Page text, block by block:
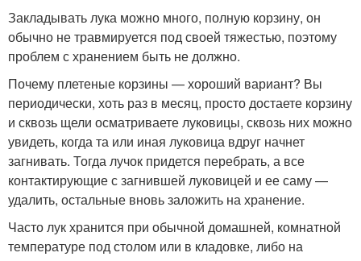
Закладывать лука можно много, полную корзину, он
обычно не травмируется под своей тяжестью, поэтому
проблем с хранением быть не должно.
Почему плетеные корзины — хороший вариант? Вы
периодически, хоть раз в месяц, просто достаете корзину
и сквозь щели осматриваете луковицы, сквозь них можно
увидеть, когда та или иная луковица вдруг начнет
загнивать. Тогда лучок придется перебрать, а все
контактирующие с загнившей луковицей и ее саму —
удалить, остальные вновь заложить на хранение.
Часто лук хранится при обычной домашней, комнатной
температуре под столом или в кладовке, либо на